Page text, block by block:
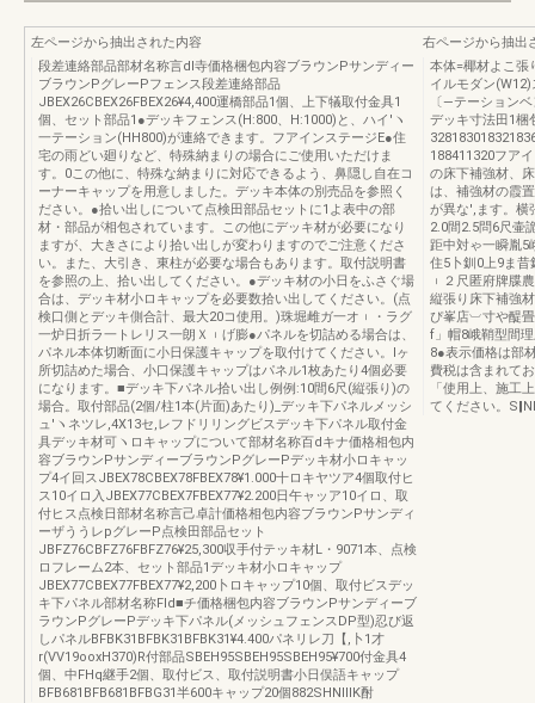
左ページから抽出された内容
段差連絡部品部材名称言dl寺価格梱包内容ブラウンPサンディー
ブラウンPグレーPフェンス段差連絡部品
JBEX26CBEX26FBEX26¥4,400運橋部品1個、上下犠取付金具1
個、セット部品1●デッキフェンス(H:800、H:1000)と、ハイ′ヽ
一テーション(HH800)が連絡できます。フアインステージE●住
宅の雨どい廻りなど、特殊納まりの場合にご使用いただけま
す。0この他に、特殊な納まりに対応できるよう、鼻隠し自在コ
ーナーキャップを用意しました。デッキ本体の別売品を参照く
ださい。●拾い出しについて点検田部品セットに1よ表中の部
材・部品が相包されています。この他にデッキ材が必要になり
ますが、大きさにより拾い出しが変わりますのでご注意くださ
い。また、大引き、東柱が必要な場合もあります。取付説明書
を参照の上、拾い出してください。●デッキ材の小日をふさぐ場
合は、デッキ材小ロキャップを必要数拾い出してください。(点
検口側とデッキ側合計、最大20コ使用。)珠堀雌ガ一オ︲・ラグ
一炉日折ラ一トレリス一朗Ｘ︲げ膨●パネルを切詰める場合は、
パネル本体切断面に小日保護キャップを取付けてください。lヶ
所切詰めた場合、小口保護キャップはパネル1枚あたり4個必要
になります。■デッキ下パネル拾い出し例例:10間6尺(縦張り)の
場合。取付部品(2個/柱1本(片面)あたり)_デッキ下パネルメッシ
ュ′ヽネツレ,4X13セ,レフドリリングビスデッキ下パネル取付金
具デッキ材可ヽロキャップについて部材名称百dキナ価格相包内
容ブラウンPサンディーブラウンPグレーPデッキ材小ロキャッ
プ4イ回スJBEX78CBEX78FBEX78¥1.000十ロキヤツア4個取付ヒ
ス10イロ入JBEX77CBEX7FBEX77¥2.200日午ャッア10イロ、取
付ヒス点検日部材名称言己卓計価格相包内容ブラウンPサンディ
ーザううレpグレーP点検田部品セット
JBFZ76CBFZ76FBFZ76¥25,300収手付テッキ材L・9071本、点検
ロフレーム2本、セット部品1デッキ材小ロキャップ
JBEX77CBEX77FBEX77¥2,200卜ロキャップ10個、取付ビスデッ
キ下パネル部材名称Fld■チ価格梱包内容ブラウンPサンディーブ
ラウンPグレーPデッキ下パネル(メッシュフェンスDP型)忍び返
しパネルBFBK31BFBK31BFBK31¥4.400パネリレ刀【,卜1才
r(VV19ooxH370)R付部品SBEH95SBEH95SBEH95¥700付金具4
個、中FHq継手2個、取付ビス、取付説明書小日俣語キャップ
BFB681BFB681BFBG31半600キャップ20個882SHNⅢK酎
右ページから抽出
本体=椰材よこ張
イルモダン
〔―テーション
デッキ寸法田1梱
188411320フア
の床下補強材、
は、補強材の霞
が異な',ます。
2.0間2.5問6尺
距中対ゃ一瞬胤
住5卜釧0上9ま昔
︲２尺匿府牌牒
縦張り床下補強
ぴ峯店︺寸や醍
f」帽8峨鞘型間
8●表示価格は部
費税は含まれて
「使用上、施工
てください。